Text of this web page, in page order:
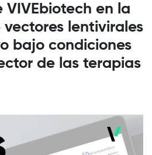
VIVEbiotech en la
lentivirales
bajo condiciones
de las terapias